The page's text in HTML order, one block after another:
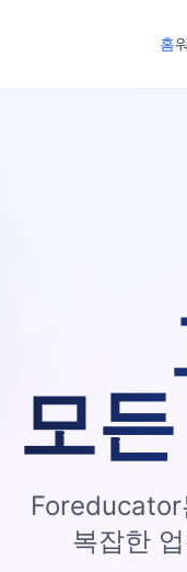
홈
모
Foreducator
복잡한